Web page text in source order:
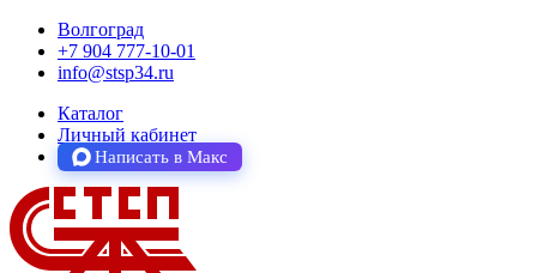
Волгоград
+7 904 777-10-01
info@stsp34.ru
Каталог
Личный кабинет
Написать в Макс